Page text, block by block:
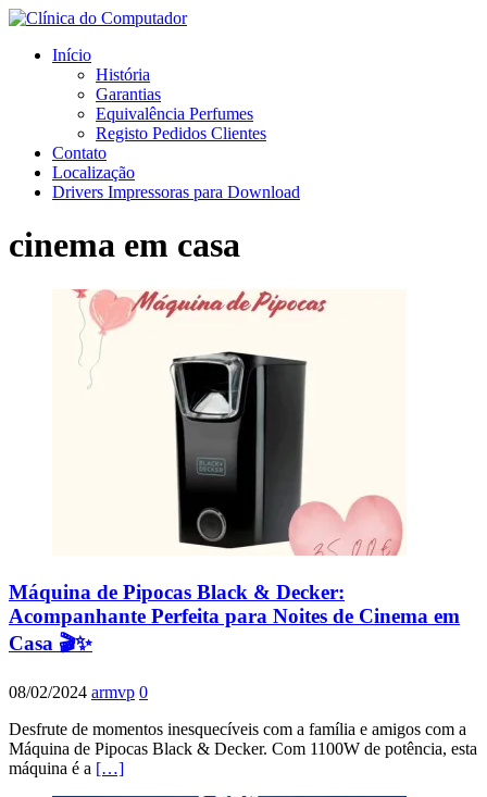
Início
História
Garantias
Equivalência Perfumes
Registo Pedidos Clientes
Contato
Localização
Drivers Impressoras para Download
cinema em casa
Máquina de Pipocas Black & Decker:
Acompanhante Perfeita para Noites de Cinema em
Casa 🎬✨
08/02/2024 armvp 0
Desfrute de momentos inesquecíveis com a família e amigos com a
Máquina de Pipocas Black & Decker. Com 1100W de potência, esta
máquina é a […]